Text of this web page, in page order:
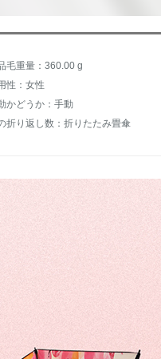
毛重量：360.00 g
性：女性
かどうか：手動
折り返し数：折りたたみ畳傘